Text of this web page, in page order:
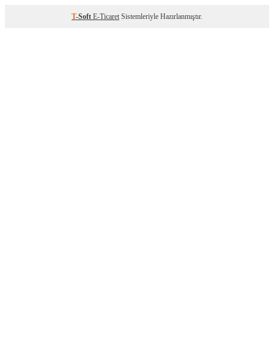
T-Soft E-Ticaret Sistemleriyle Hazırlanmıştır.